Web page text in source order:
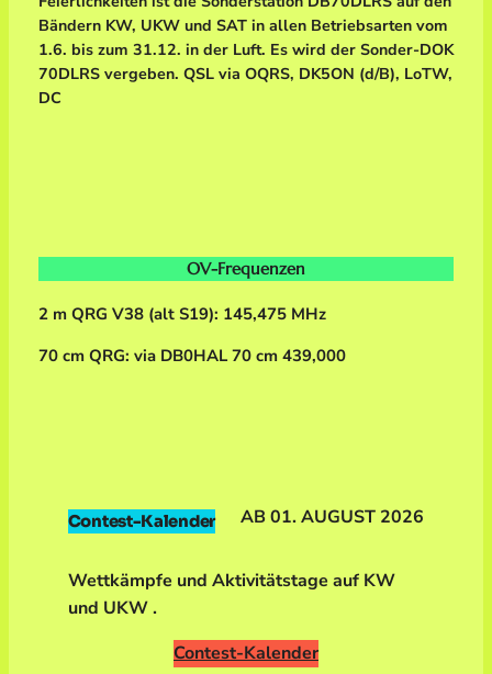
Bändern KW, UKW und SAT in allen Betriebsarten vom
1.6. bis zum 31.12. in der Luft. Es wird der Sonder-DOK
70DLRS vergeben. QSL via OQRS, DK5ON (d/B), LoTW,
DC
OV-Frequenzen
2 m QRG V38 (alt S19): 145,475 MHz
70 cm QRG: via DB0HAL 70 cm 439,000
Contest-Kalender AB 01. AUGUST 2026
Wettkämpfe und Aktivitätstage auf KW
und UKW .
Contest-Kalender